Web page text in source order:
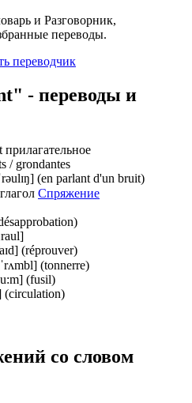
и Разговорник,
переводы.
- переводы и
прилагательное
/ grondantes
(en parlant d'un bruit)
глагол Спряжение
(réprouver)
(tonnerre)
(fusil)
(circulation)
со словом